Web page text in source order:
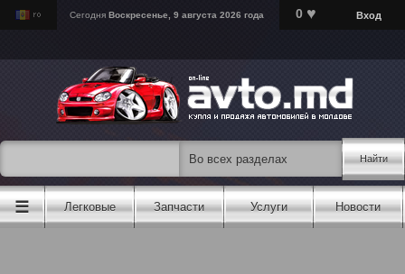
Сегодня Воскресенье, 9 августа 2026 года 0 ♥ Вход
Найти
☰ Легковые Запчасти Услуги Новости